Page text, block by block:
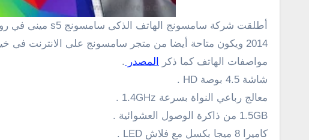
أطلقت شركة سامسونج الهاتف الذكى سامسونج s5 مينى في
2014 ويكون
متاحة أيضا من متجر سامسونج على الانترنت فى
مواصفات الهاتف كما ذكر
المصدر .
شاشة 4.5 بوصة
HD
.
معالج رباعي النواة بسرعة 1.4GHz .
1.5GB من ذاكرة الوصول العشوائية .
كاميرا
8 ميجا بكسل مع فلاش LED
.